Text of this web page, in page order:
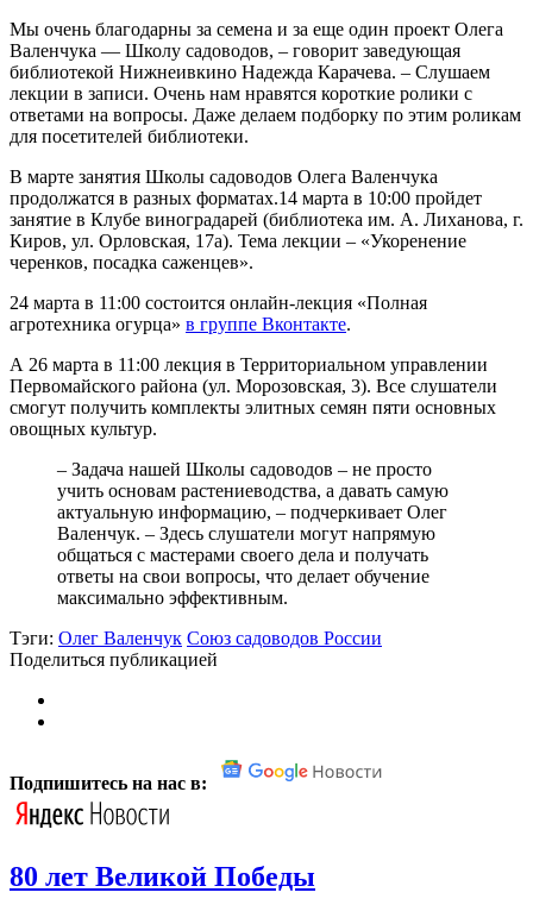
Мы очень благодарны за семена и за еще один проект Олега
Валенчука — Школу садоводов, – говорит заведующая
библиотекой Нижнеивкино Надежда Карачева. – Слушаем
лекции в записи. Очень нам нравятся короткие ролики с
ответами на вопросы. Даже делаем подборку по этим роликам
для посетителей библиотеки.
В марте занятия Школы садоводов Олега Валенчука
продолжатся в разных форматах.14 марта в 10:00 пройдет
занятие в Клубе виноградарей (библиотека им. А. Лиханова, г.
Киров, ул. Орловская, 17а). Тема лекции – «Укоренение
черенков, посадка саженцев».
24 марта в 11:00 состоится онлайн-лекция «Полная
агротехника огурца» в группе Вконтакте.
А 26 марта в 11:00 лекция в Территориальном управлении
Первомайского района (ул. Морозовская, 3). Все слушатели
смогут получить комплекты элитных семян пяти основных
овощных культур.
– Задача нашей Школы садоводов – не просто
учить основам растениеводства, а давать самую
актуальную информацию, – подчеркивает Олег
Валенчук. – Здесь слушатели могут напрямую
общаться с мастерами своего дела и получать
ответы на свои вопросы, что делает обучение
максимально эффективным.
Тэги: Олег Валенчук Союз садоводов России
Поделиться публикацией
Подпишитесь на нас в:
80 лет Великой Победы